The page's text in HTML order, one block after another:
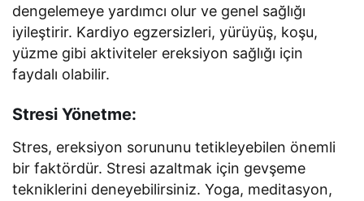
dengelemeye yardımcı olur ve genel sağlığı
iyileştirir. Kardiyo egzersizleri, yürüyüş, koşu,
yüzme gibi aktiviteler ereksiyon sağlığı için
faydalı olabilir.
Stresi Yönetme:
Stres, ereksiyon sorununu tetikleyebilen önemli
bir faktördür. Stresi azaltmak için gevşeme
tekniklerini deneyebilirsiniz. Yoga, meditasyon,